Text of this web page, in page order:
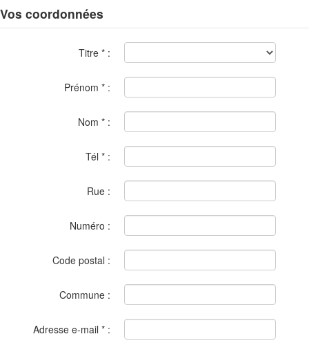
Vos coordonnées
Titre * :
Prénom * :
Nom * :
Tél * :
Rue :
Numéro :
Code postal :
Commune :
Adresse e-mail * :